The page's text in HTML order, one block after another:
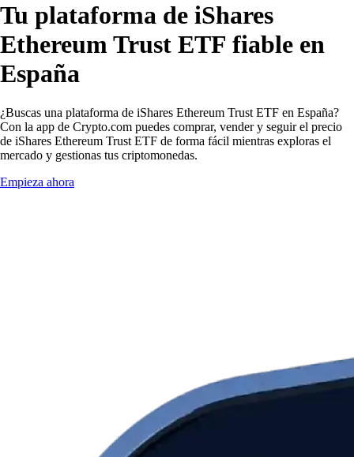
Tu plataforma de iShares
Ethereum Trust ETF fiable en
España
¿Buscas una plataforma de iShares Ethereum Trust ETF en España?
Con la app de Crypto.com puedes comprar, vender y seguir el precio
de iShares Ethereum Trust ETF de forma fácil mientras exploras el
mercado y gestionas tus criptomonedas.
Empieza ahora